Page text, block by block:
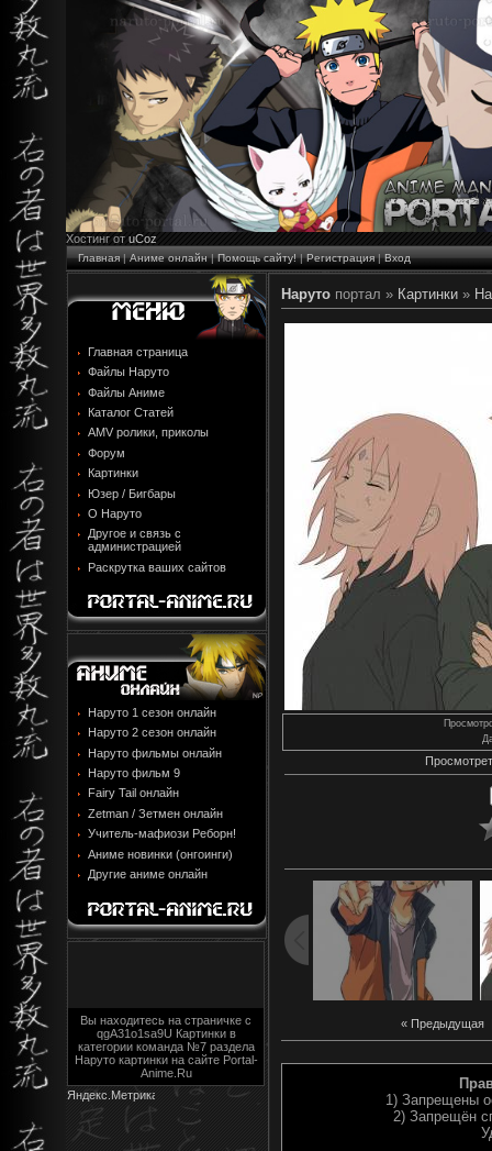
Хостинг от uCoz
Главная|Аниме онлайн|Помощь сайту!|Регистрация|Вход
Главная страница
Файлы Наруто
Файлы Аниме
Каталог Статей
AMV ролики, приколы
Форум
Картинки
Юзер / Бигбары
О Наруто
Другое и связь с
администрацией
Раскрутка ваших сайтов
Наруто 1 сезон онлайн
Наруто 2 сезон онлайн
Наруто фильмы онлайн
Наруто фильм 9
Fairy Tail онлайн
Zetman / Зетмен онлайн
Учитель-мафиози Реборн!
Аниме новинки (онгоинги)
Другие аниме онлайн
Вы находитесь на страничке с
qgA31o1sa9U Картинки в
категории команда №7 раздела
Наруто картинки на сайте Portal-
Anime.Ru
Наруто портал » Картинки »
« Предыдущая
1) Запрещены
2) Запрещён